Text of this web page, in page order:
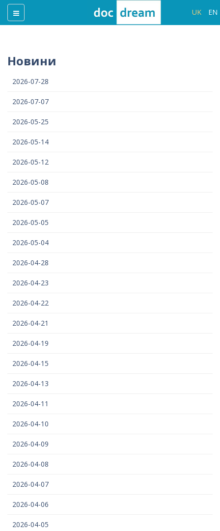
UK EN
Новини
2026-07-28
2026-07-07
2026-05-25
2026-05-14
2026-05-12
2026-05-08
2026-05-07
2026-05-05
2026-05-04
2026-04-28
2026-04-23
2026-04-22
2026-04-21
2026-04-19
2026-04-15
2026-04-13
2026-04-11
2026-04-10
2026-04-09
2026-04-08
2026-04-07
2026-04-06
2026-04-05